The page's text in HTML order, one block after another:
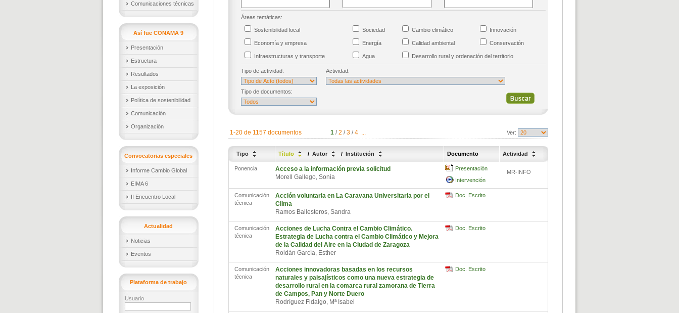
Comunicaciones técnicas
Así fue CONAMA 9
Presentación
Estructura
Resultados
La exposición
Política de sostenibilidad
Comunicación
Organización
Convocatorias especiales
Informe Cambio Global
EIMA 6
II Encuentro Local
Actualidad
Noticias
Eventos
Plataforma de trabajo
Usuario
Áreas temáticas:
Sostenibilidad local Sociedad Cambio climático Innovación
Economía y empresa Energía Calidad ambiental Conservación
Infraestructuras y transporte Agua Desarrollo rural y ordenación del territorio
Tipo de actividad: Actividad:
Tipo de documentos:
1-20 de 1157 documentos 1 / 2 / 3 / 4 ... Ver:
Tipo Título / Autor / Institución Documento Actividad
Ponencia
Acceso a la información previa solicitud
Morell Gallego, Sonia
Presentación
Intervención
MR-INFO
Comunicación
técnica
Acción voluntaria en La Caravana Universitaria por el
Clima
Ramos Ballesteros, Sandra
Doc. Escrito
Comunicación
técnica
Acciones de Lucha Contra el Cambio Climático.
Estrategia de Lucha contra el Cambio Climático y Mejora
de la Calidad del Aire en la Ciudad de Zaragoza
Roldán García, Esther
Doc. Escrito
Comunicación
técnica
Acciones innovadoras basadas en los recursos
naturales y paisajísticos como una nueva estrategia de
desarrollo rural en la comarca rural zamorana de Tierra
de Campos, Pan y Norte Duero
Rodríguez Fidalgo, Mª Isabel
Doc. Escrito